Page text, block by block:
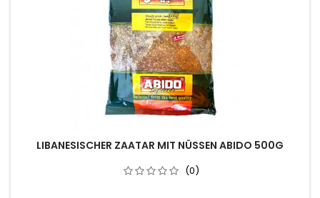
LIBANESISCHER ZAATAR MIT NÜSSEN ABIDO 500G
(0)